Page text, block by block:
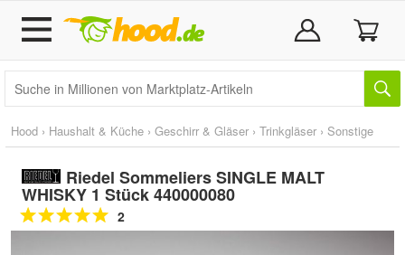
Hood › Haushalt & Küche › Geschirr & Gläser › Trinkgläser › Sonstige
Riedel Sommeliers SINGLE MALT
WHISKY 1 Stück 440000080
2